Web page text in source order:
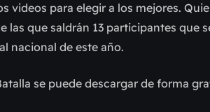
videos para elegir a los mejores.
las que saldrán 13 participantes que
nacional de este año.
se puede descargar de forma